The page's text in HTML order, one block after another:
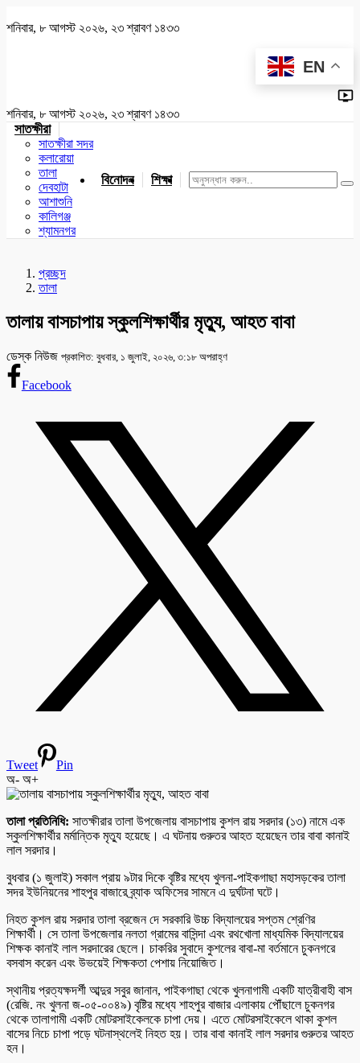
শনিবার, ৮ আগস্ট ২০২৬, ২৩ শ্রাবণ ১৪৩৩
EN
শনিবার, ৮ আগস্ট ২০২৬, ২৩ শ্রাবণ ১৪৩৩
সাতক্ষীরা
সাতক্ষীরা সদর
কলারোয়া
তালা
দেবহাটা
আশাশুনি
কালিগঞ্জ
শ্যামনগর
বিনোদন শিক্ষা খেলাধুলা জাতীয় যশোর
প্রচ্ছদ
তালা
তালায় বাসচাপায় স্কুলশিক্ষার্থীর মৃত্যু, আহত বাবা
ডেস্ক নিউজ প্রকাশিত: বুধবার, ১ জুলাই, ২০২৬, ৩:১৮ অপরাহ্ণ
Facebook
Tweet
Pin
অ- অ+
তালা প্রতিনিধি: সাতক্ষীরার তালা উপজেলায় বাসচাপায় কুশল রায় সরদার (১৩) নামে এক
স্কুলশিক্ষার্থীর মর্মান্তিক মৃত্যু হয়েছে। এ ঘটনায় গুরুতর আহত হয়েছেন তার বাবা কানাই
লাল সরদার।
বুধবার (১ জুলাই) সকাল প্রায় ৯টার দিকে বৃষ্টির মধ্যে খুলনা-পাইকগাছা মহাসড়কের তালা
সদর ইউনিয়নের শাহপুর বাজারে ব্র্যাক অফিসের সামনে এ দুর্ঘটনা ঘটে।
নিহত কুশল রায় সরদার তালা ব্রজেন দে সরকারি উচ্চ বিদ্যালয়ের সপ্তম শ্রেণির
শিক্ষার্থী। সে তালা উপজেলার নলতা গ্রামের বাসিন্দা এবং রথখোলা মাধ্যমিক বিদ্যালয়ের
শিক্ষক কানাই লাল সরদারের ছেলে। চাকরির সুবাদে কুশলের বাবা-মা বর্তমানে চুকনগরে
বসবাস করেন এবং উভয়েই শিক্ষকতা পেশায় নিয়োজিত।
স্থানীয় প্রত্যক্ষদর্শী আব্দুর সবুর জানান, পাইকগাছা থেকে খুলনাগামী একটি যাত্রীবাহী বাস
(রেজি. নং খুলনা জ-০৫-০০৪৯) বৃষ্টির মধ্যে শাহপুর বাজার এলাকায় পৌঁছালে চুকনগর
থেকে তালাগামী একটি মোটরসাইকেলকে চাপা দেয়। এতে মোটরসাইকেলে থাকা কুশল
বাসের নিচে চাপা পড়ে ঘটনাস্থলেই নিহত হয়। তার বাবা কানাই লাল সরদার গুরুতর আহত
হন।